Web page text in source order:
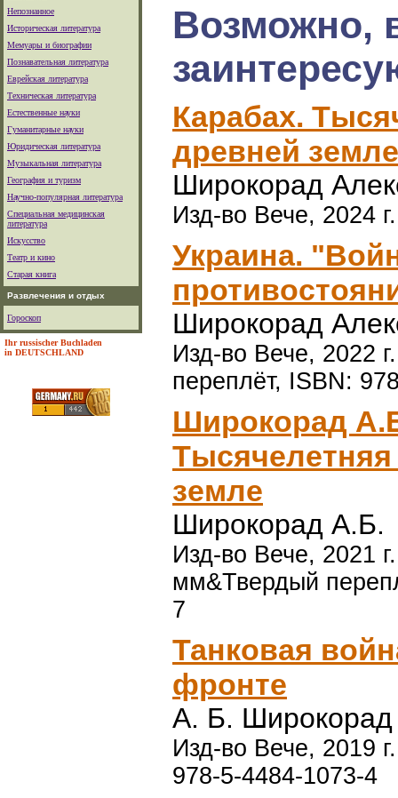
Непознанное
Историческая литература
Мемуары и биографии
Познавательная литература
Еврейская литература
Техническая литература
Естественные науки
Гуманитарные науки
Юридическая литература
Музыкальная литература
География и туризм
Научно-популярная литература
Специальная медицинская
литература
Искусство
Театр и кино
Старая книга
Развлечения и отдых
Гороскоп
Ihr russischer Buchladen
in DEUTSCHLAND
Возможно,
Карабах.
древней земле
Широкорад
Изд-во Вече, 2024
Украина.
Широкорад
Изд-во Вече, 2022
переплёт, ISBN:
Широкорад
земле
Широкорад А.Б.
Изд-во Вече, 2021
мм&Твердый
7
Танковая
фронте
А. Б. Широкорад
Изд-во Вече, 2019
978-5-4484-1073-4